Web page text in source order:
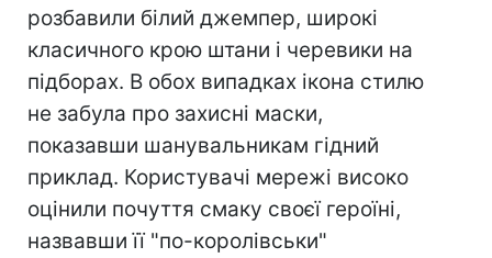
розбавили білий джемпер, широкі
класичного крою штани і черевики на
підборах. В обох випадках ікона стилю
не забула про захисні маски,
показавши шанувальникам гідний
приклад. Користувачі мережі високо
оцінили почуття смаку своєї героїні,
назвавши її "по-королівськи"